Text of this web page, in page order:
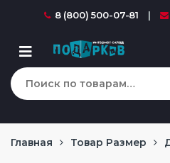
8 (800) 500-07-81
Искать:
Главная Товар Размер